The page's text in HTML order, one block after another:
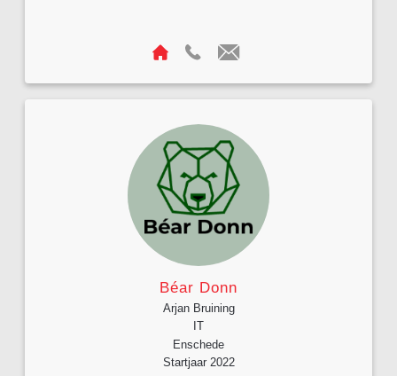
Béar Donn
Arjan Bruining
Enschede
Startjaar 2022